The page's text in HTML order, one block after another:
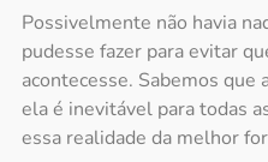
Possivelmente não havia
pudesse fazer para evitar
acontecesse. Sabemos que
ela é inevitável para todas
essa realidade da melhor